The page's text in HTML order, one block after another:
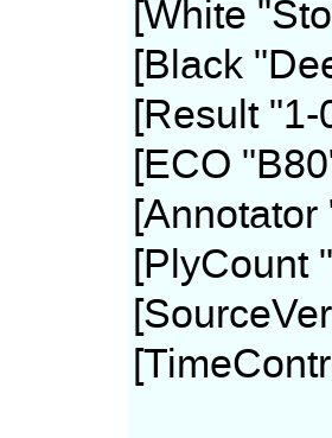
[White
[Black
[Result "1-
[ECO
[Annotator
[PlyCount